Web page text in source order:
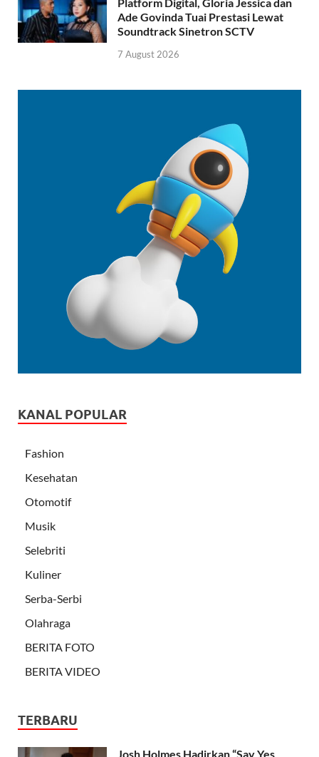
Ade Govinda Tuai Prestasi Lewat
Soundtrack Sinetron SCTV
7 August 2026
KANAL POPULAR
Fashion
Kesehatan
Otomotif
Musik
Selebriti
Kuliner
Serba-Serbi
Olahraga
BERITA FOTO
BERITA VIDEO
TERBARU
Josh Holmes Hadirkan “Say Yes